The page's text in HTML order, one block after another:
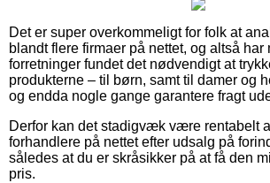
Det er super overkommeligt for folk at
blandt flere firmaer på nettet, og altså har
forretninger fundet det nødvendigt at
produkterne – til børn, samt til damer og
og endda nogle gange garantere fragt
Derfor kan det stadigvæk være rentabelt
forhandlere på nettet efter udsalg på
således at du er skråsikker på at få den
pris.